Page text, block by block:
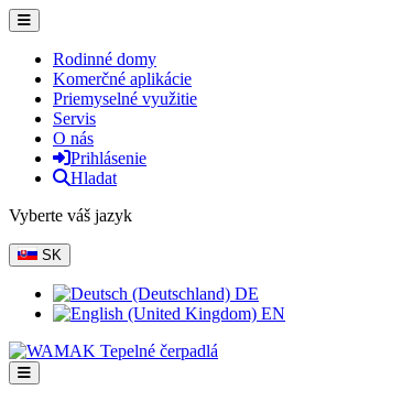
Rodinné domy
Komerčné aplikácie
Priemyselné využitie
Servis
O nás
Prihlásenie
Hladat
Vyberte váš jazyk
SK
DE
EN